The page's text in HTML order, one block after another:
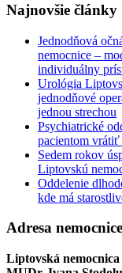
Najnovšie články
Jednodňová
nemocnice –
individuálny
Urológia
jednodňové
jednou strechou
Psychiatrické
pacientom vrátiť
Sedem rokov
Liptovskú
Oddelenie
kde má
Adresa nemocnice
Liptovská